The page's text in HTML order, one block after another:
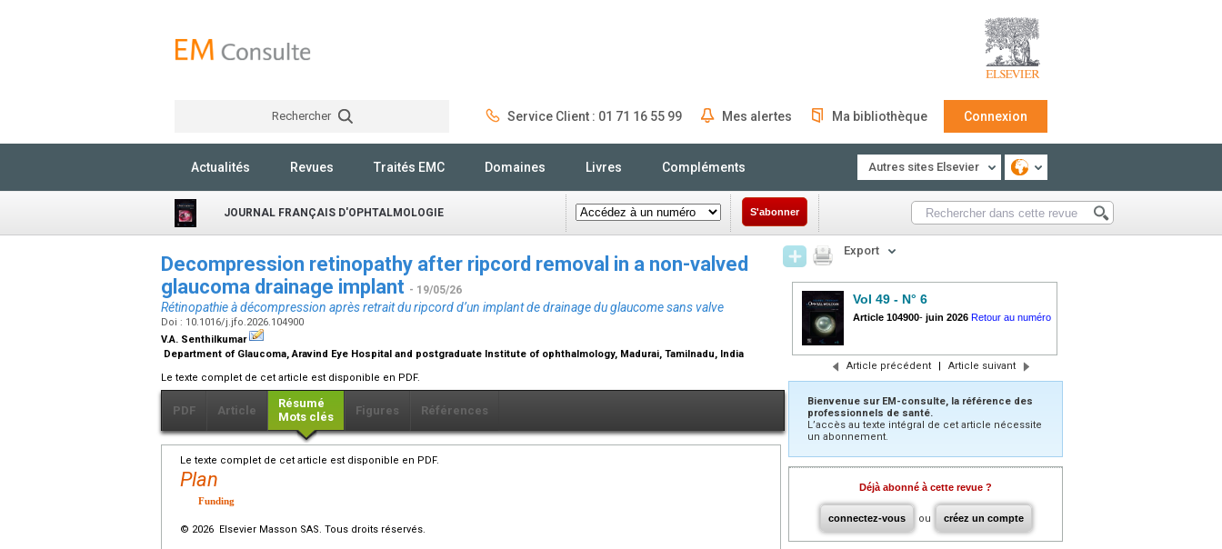
Rechercher Service Client : 01 71 16 55 99 Mes alertes Ma bibliothèque Connexion
Actualités Revues Traités EMC Domaines Livres Compléments Autres sites Elsevier
JOURNAL FRANÇAIS D'OPHTALMOLOGIE S'abonner
Decompression retinopathy after ripcord removal in a non-valved
glaucoma drainage implant - 19/05/26
Rétinopathie à décompression après retrait du ripcord d’un implant de drainage du glaucome sans valve
Doi : 10.1016/j.jfo.2026.104900
V.A. Senthilkumar
Department of Glaucoma, Aravind Eye Hospital and postgraduate Institute of ophthalmology, Madurai, Tamilnadu, India
Le texte complet de cet article est disponible en PDF.
PDF Article
Résumé
Mots clés
Figures Références
Le texte complet de cet article est disponible en PDF.
Plan
Funding
© 2026 Elsevier Masson SAS. Tous droits réservés.
Export
Vol 49 - N° 6
Article 104900- juin 2026 Retour au numéro
Article précédent | Article suivant
Bienvenue sur EM-consulte, la référence des
professionnels de santé.
L’accès au texte intégral de cet article nécessite
un abonnement.
Déjà abonné à cette revue ?
connectez-vous ou créez un compte